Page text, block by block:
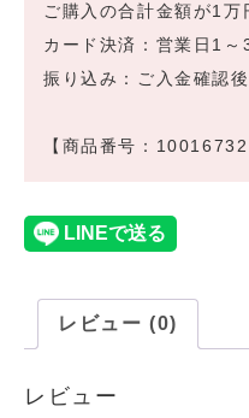
ご購入の合計金額が1万
カード決済：営業日1～
振り込み：ご入金確認
【商品番号：10016732
レビュー (0)
レビュー